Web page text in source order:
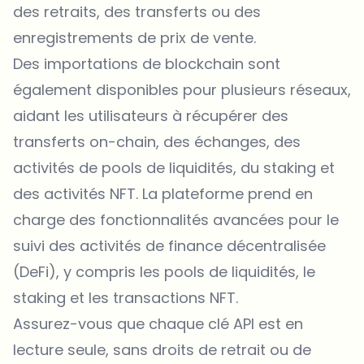
des retraits, des transferts ou des
enregistrements de prix de vente.
Des importations de blockchain sont
également disponibles pour plusieurs réseaux,
aidant les utilisateurs à récupérer des
transferts on-chain, des échanges, des
activités de pools de liquidités, du staking et
des activités NFT. La plateforme prend en
charge des fonctionnalités avancées pour le
suivi des activités de finance décentralisée
(DeFi), y compris les pools de liquidités, le
staking et les transactions NFT.
Assurez-vous que chaque clé API est en
lecture seule, sans droits de retrait ou de